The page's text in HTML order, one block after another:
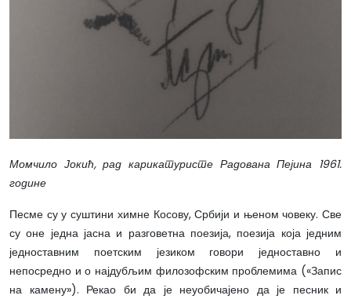
Момчило Јокић, рад карикатуристе Радована Пејина 1961.
године
Песме су у суштини химне Косову, Србији и њеном човеку. Све
су оне једна јасна и разговетна поезија, поезија која једним
једноставним поетским језиком говори једноставно и
непосредно и о најдубљим филозофским проблемима («Запис
на камену»). Рекао би да је неуобичајено да је песник и